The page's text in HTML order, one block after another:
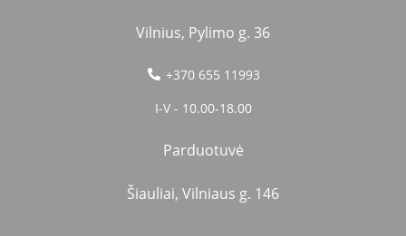
Vilnius, Pylimo g. 36
+370 655 11993
I-V - 10.00-18.00
Parduotuvė
Šiauliai, Vilniaus g. 146